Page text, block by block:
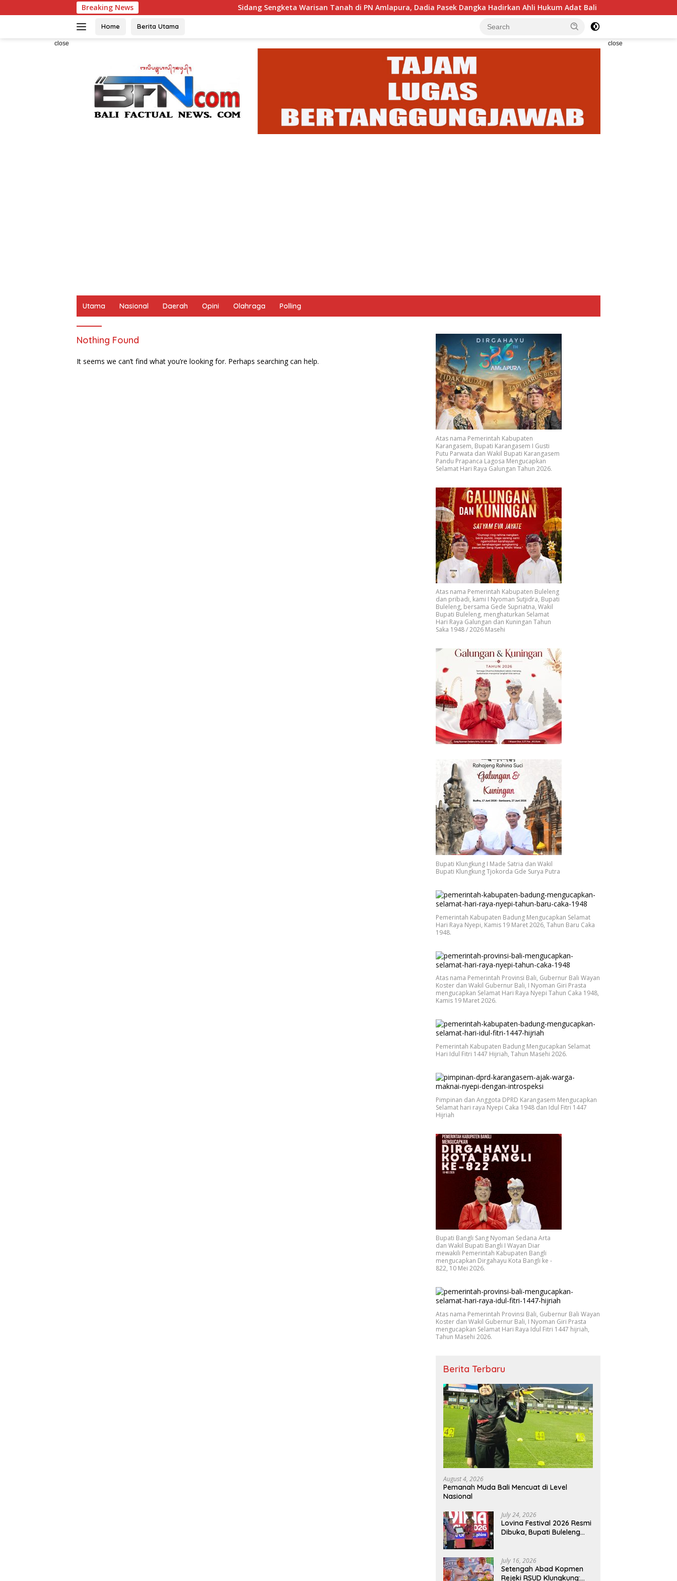
to
Breaking News Sidang Sengketa Warisan Tanah di PN Amlapura, Dadia Pasek Dangka Hadirkan Ahli Hukum Adat Bali Pemkab Karangasem
Home Berita Utama
close close
Utama Nasional Daerah Opini Olahraga Polling
Nothing Found
It seems we can’t find what you’re looking for. Perhaps searching can help.
Atas nama Pemerintah Kabupaten
Karangasem, Bupati Karangasem I Gusti
Putu Parwata dan Wakil Bupati Karangasem
Pandu Prapanca Lagosa Mengucapkan
Selamat Hari Raya Galungan Tahun 2026.
Atas nama Pemerintah Kabupaten Buleleng
dan pribadi, kami I Nyoman Sutjidra, Bupati
Buleleng, bersama Gede Supriatna, Wakil
Bupati Buleleng, menghaturkan Selamat
Hari Raya Galungan dan Kuningan Tahun
Saka 1948 / 2026 Masehi
Bupati Klungkung I Made Satria dan Wakil
Bupati Klungkung Tjokorda Gde Surya Putra
Pemerintah Kabupaten Badung Mengucapkan Selamat
Hari Raya Nyepi, Kamis 19 Maret 2026, Tahun Baru Caka
1948.
Atas nama Pemerintah Provinsi Bali, Gubernur Bali Wayan
Koster dan Wakil Gubernur Bali, I Nyoman Giri Prasta
mengucapkan Selamat Hari Raya Nyepi Tahun Caka 1948,
Kamis 19 Maret 2026.
Pemerintah Kabupaten Badung Mengucapkan Selamat
Hari Idul Fitri 1447 Hijriah, Tahun Masehi 2026.
Pimpinan dan Anggota DPRD Karangasem Mengucapkan
Selamat hari raya Nyepi Caka 1948 dan Idul Fitri 1447
Hijriah
Bupati Bangli Sang Nyoman Sedana Arta
dan Wakil Bupati Bangli I Wayan Diar
mewakili Pemerintah Kabupaten Bangli
mengucapkan Dirgahayu Kota Bangli ke -
822, 10 Mei 2026.
Atas nama Pemerintah Provinsi Bali, Gubernur Bali Wayan
Koster dan Wakil Gubernur Bali, I Nyoman Giri Prasta
mengucapkan Selamat Hari Raya Idul Fitri 1447 hijriah,
Tahun Masehi 2026.
Berita Terbaru
August 4, 2026
Pemanah Muda Bali Mencuat di Level
Nasional
July 24, 2026
Lovina Festival 2026 Resmi
Dibuka, Bupati Buleleng
July 16, 2026
Setengah Abad Kopmen
Rejeki RSUD Klungkung: